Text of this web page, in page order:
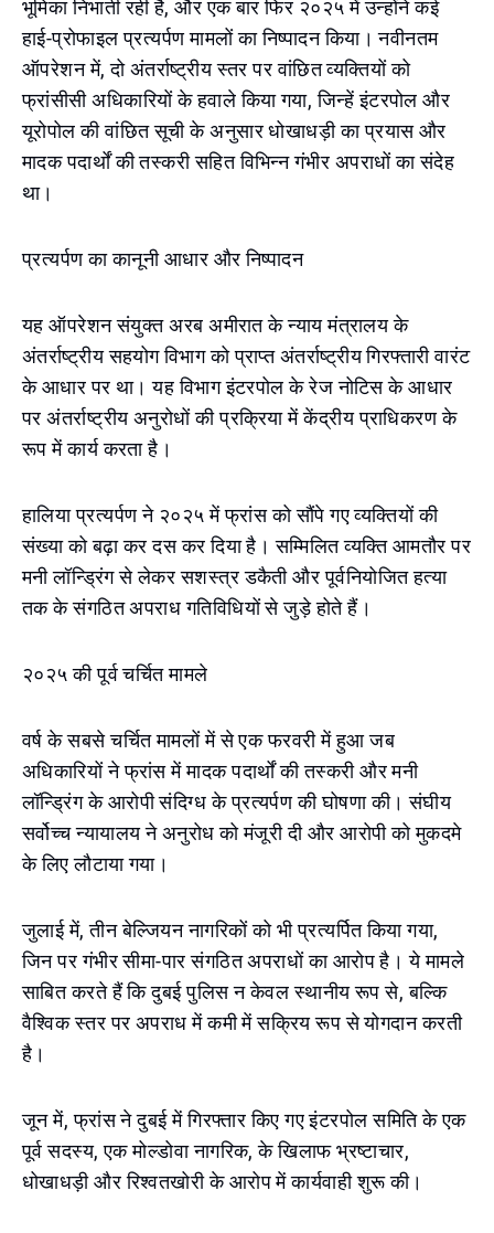
भूमिका निभाती रही है, और एक बार फिर २०२५ में उन्होंने कई
हाई-प्रोफाइल प्रत्यर्पण मामलों का निष्पादन किया। नवीनतम
ऑपरेशन में, दो अंतर्राष्ट्रीय स्तर पर वांछित व्यक्तियों को
फ्रांसीसी अधिकारियों के हवाले किया गया, जिन्हें इंटरपोल और
यूरोपोल की वांछित सूची के अनुसार धोखाधड़ी का प्रयास और
मादक पदार्थों की तस्करी सहित विभिन्न गंभीर अपराधों का संदेह
था।
प्रत्यर्पण का कानूनी आधार और निष्पादन
यह ऑपरेशन संयुक्त अरब अमीरात के न्याय मंत्रालय के
अंतर्राष्ट्रीय सहयोग विभाग को प्राप्त अंतर्राष्ट्रीय गिरफ्तारी वारंट
के आधार पर था। यह विभाग इंटरपोल के रेज नोटिस के आधार
पर अंतर्राष्ट्रीय अनुरोधों की प्रक्रिया में केंद्रीय प्राधिकरण के
रूप में कार्य करता है।
हालिया प्रत्यर्पण ने २०२५ में फ्रांस को सौंपे गए व्यक्तियों की
संख्या को बढ़ा कर दस कर दिया है। सम्मिलित व्यक्ति आमतौर पर
मनी लॉन्ड्रिंग से लेकर सशस्त्र डकैती और पूर्वनियोजित हत्या
तक के संगठित अपराध गतिविधियों से जुड़े होते हैं।
२०२५ की पूर्व चर्चित मामले
वर्ष के सबसे चर्चित मामलों में से एक फरवरी में हुआ जब
अधिकारियों ने फ्रांस में मादक पदार्थों की तस्करी और मनी
लॉन्ड्रिंग के आरोपी संदिग्ध के प्रत्यर्पण की घोषणा की। संघीय
सर्वोच्च न्यायालय ने अनुरोध को मंजूरी दी और आरोपी को मुकदमे
के लिए लौटाया गया।
जुलाई में, तीन बेल्जियन नागरिकों को भी प्रत्यर्पित किया गया,
जिन पर गंभीर सीमा-पार संगठित अपराधों का आरोप है। ये मामले
साबित करते हैं कि दुबई पुलिस न केवल स्थानीय रूप से, बल्कि
वैश्विक स्तर पर अपराध में कमी में सक्रिय रूप से योगदान करती
है।
जून में, फ्रांस ने दुबई में गिरफ्तार किए गए इंटरपोल समिति के एक
पूर्व सदस्य, एक मोल्डोवा नागरिक, के खिलाफ भ्रष्टाचार,
धोखाधड़ी और रिश्वतखोरी के आरोप में कार्यवाही शुरू की।